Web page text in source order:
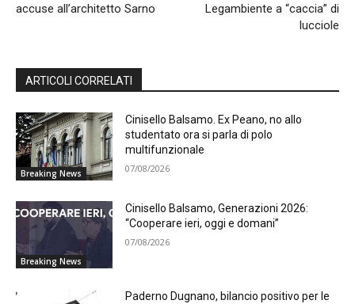
accuse all’architetto Sarno
Legambiente a “caccia” di
lucciole
ARTICOLI CORRELATI
Breaking News
Cinisello Balsamo. Ex Peano, no allo
studentato ora si parla di polo
multifunzionale
07/08/2026
Breaking News
Cinisello Balsamo, Generazioni 2026:
“Cooperare ieri, oggi e domani”
07/08/2026
Paderno Dugnano, bilancio positivo per le